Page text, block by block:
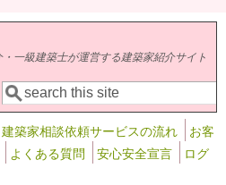
一級建築士が運営する建築家紹介サイト
検索フォーム
検索
建築家相談依頼サービスの流れ
お客
よくある質問 安心安全宣言
ログ